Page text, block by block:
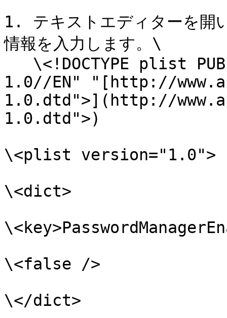
1. テキストエディターを開
情報を入力します。\
1.0//EN" "[http://
1.0.dtd">](http://
1.0.dtd">)
\<plist version="1.0">
\<dict>
\<false />
\</dict>